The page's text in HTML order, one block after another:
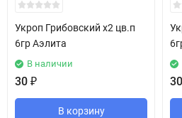
Укроп Грибовский х2 цв.п
6гр Аэлита
В наличии
30 ₽
В корзину
30